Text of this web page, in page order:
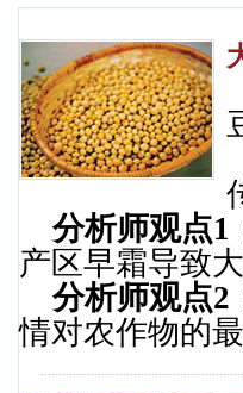
分析师观点1
产区早霜导致大
分析师观点2
情对农作物的最